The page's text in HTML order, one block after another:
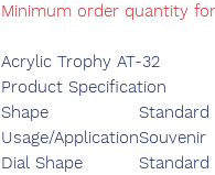
Minimum order quantity
Acrylic Trophy AT-32
Product Specification
Shape
Standard
Usage/ApplicationSouvenir
Dial Shape
Standard